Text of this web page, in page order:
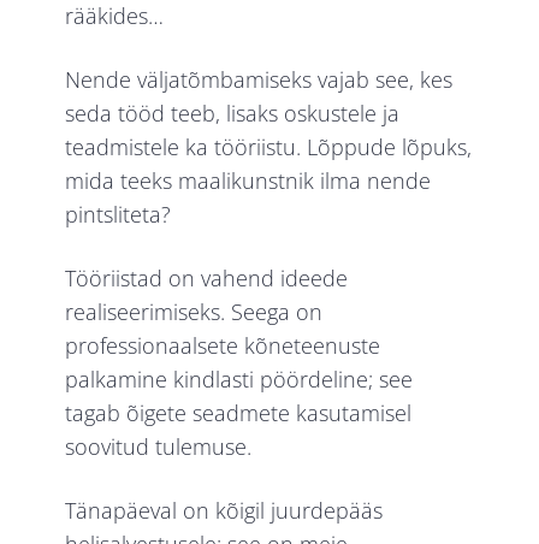
rääkides…
Nende väljatõmbamiseks vajab see, kes
seda tööd teeb, lisaks oskustele ja
teadmistele ka tööriistu. Lõppude lõpuks,
mida teeks maalikunstnik ilma nende
pintsliteta?
Tööriistad on vahend ideede
realiseerimiseks. Seega on
professionaalsete kõneteenuste
palkamine kindlasti pöördeline; see
tagab õigete seadmete kasutamisel
soovitud tulemuse.
Tänapäeval on kõigil juurdepääs